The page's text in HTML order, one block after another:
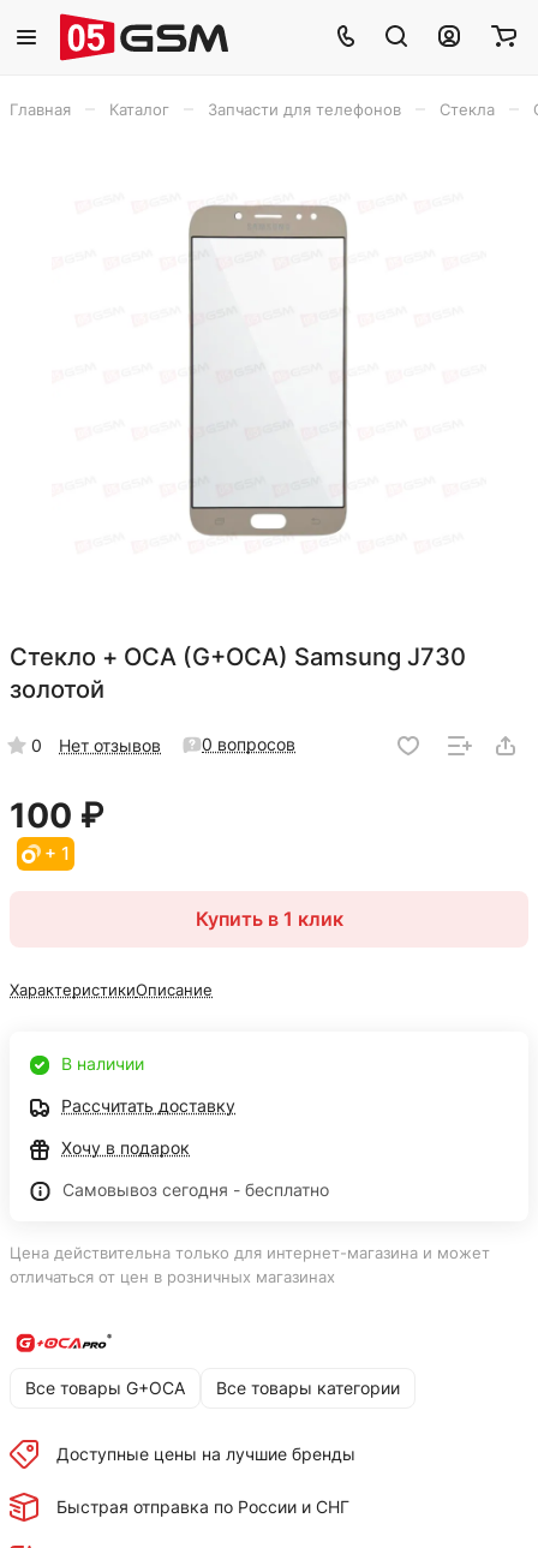
Главная Каталог Запчасти для телефонов Стекла
Стекло + OCA (G+OCA) Samsung J730
золотой
0 Нет отзывов 0 вопросов
100 ₽
+ 1
Купить в 1 клик
ХарактеристикиОписание
В наличии
Рассчитать доставку
Хочу в подарок
Самовывоз сегодня - бесплатно
Цена действительна только для интернет-магазина и может
отличаться от цен в розничных магазинах
Все товары G+OCA Все товары категории
Доступные цены на лучшие бренды
Быстрая отправка по России и СНГ